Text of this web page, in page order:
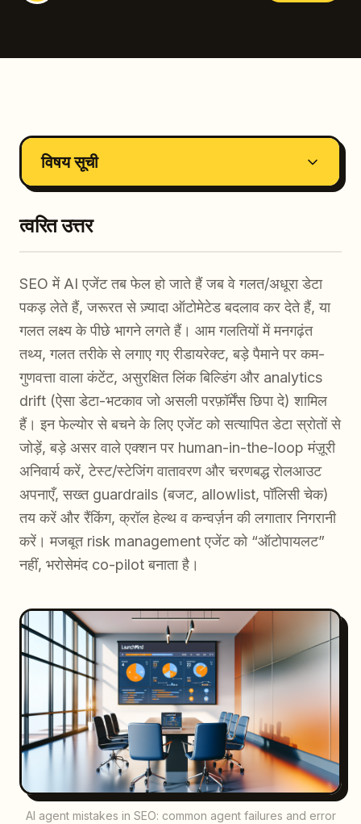
विषय सूची
त्वरित उत्तर
SEO में AI एजेंट तब फेल हो जाते हैं जब वे गलत/अधूरा डेटा
पकड़ लेते हैं, जरूरत से ज़्यादा ऑटोमेटेड बदलाव कर देते हैं, या
गलत लक्ष्य के पीछे भागने लगते हैं। आम गलतियों में मनगढ़ंत
तथ्य, गलत तरीके से लगाए गए रीडायरेक्ट, बड़े पैमाने पर कम-
गुणवत्ता वाला कंटेंट, असुरक्षित लिंक बिल्डिंग और analytics
drift (ऐसा डेटा-भटकाव जो असली परफ़ॉर्मेंस छिपा दे) शामिल
हैं। इन फेल्योर से बचने के लिए एजेंट को सत्यापित डेटा स्रोतों से
जोड़ें, बड़े असर वाले एक्शन पर human-in-the-loop मंज़ूरी
अनिवार्य करें, टेस्ट/स्टेजिंग वातावरण और चरणबद्ध रोलआउट
अपनाएँ, सख्त guardrails (बजट, allowlist, पॉलिसी चेक)
तय करें और रैंकिंग, क्रॉल हेल्थ व कन्वर्ज़न की लगातार निगरानी
करें। मजबूत risk management एजेंट को “ऑटोपायलट”
नहीं, भरोसेमंद co-pilot बनाता है।
AI agent mistakes in SEO: common agent failures and error